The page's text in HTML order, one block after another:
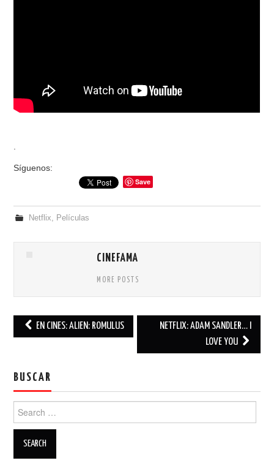
Síguenos:
Save
Netflix, Películas
CINEFAMA
MORE POSTS
EN CINES: ALIEN: ROMULUS
NETFLIX: ADAM SANDLER… I
LOVE YOU
BUSCAR
Search for: